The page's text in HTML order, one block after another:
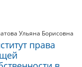
Ульяна Борисовна
права